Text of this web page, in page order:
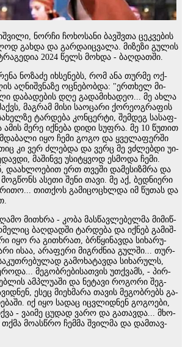
ნორჩი ჩო­ხო­სანი ბავ­შვთა ცეკ­ვე­ბის
გახ­და და გარ­და­იც­ვა­ლა. მი­ზე­ზი გუ­ლის
2024 წელს მოხ­და - ბაღ­დათ­ში.
ნო­ზა­ძე იხ­სე­ნებს, რომ ანა თურ­მე ოქ­
აღ­ნიშ­ვნა­ზე ოც­ნე­ბობ­და: "ერთხელ მი­
და­ბა­დე­ბის დღე გა­და­მი­ხა­დეო... მე ახლა
მაგ­რამ მისი სა­ო­ცა­რი ქო­რე­ოგ­რა­ფის
ტარ­დე­ბა კონ­ცერ­ტი, შემ­დეგ სა­საფ­
მერე იქ­ნე­ბა დიდი სუფ­რა. მე 10 წუ­თით
იყო ჩემი გოგო და ყვე­ლა­ფერ­ში
კი ვერ ძლებ­და და ვერც მე ვძლებ­დი უი­
მა­შინ­ვე უსი­ტყვოდ ეს­მო­და ჩემი.
და­ახ­ლო­ე­ბით ერთ თვე­ში და­მე­სიზ­მრა და
ასე­თი შენი თავი. მე აქ, ბედ­ნი­ე­რი
თით­ქოს გა­მი­ცო­ცხლდა იმ წუ­თას და
მი­თხრა - კობა მას­წავ­ლე­ბელ­მა მი­მიწ­
ბაღ­დად­ში ტარ­დე­ბა და იქ­ნებ გა­მიშ­
იყო რა გი­თხრათ, ბრწყი­ნავ­და სი­ხა­რუ­
ისაა, არა­ფე­რი მიგ­რძნია გულ­ში... თურ­
გა­მო­ხა­ტავ­და სი­ხა­რულს,
მე­გობ­რე­ბი­სათ­ვის უთ­ქვამს, - პირ­
ამ­პლუ­ა­ში და ნე­ტა­ვი რო­გო­რი შეგ­
ესეც მი­ეხ­მა­რა თა­ვის მე­გობ­რებს გა­
იქ იყო სა­დაც იც­ვლიდ­ნენ გო­გო­ე­ბი,
- ვა­ი­მე ცუ­დად ვარო და გა­თავ­და... მხო­
მო­ას­წრო ჩემ­მა შვილ­მა და დამ­თავ­